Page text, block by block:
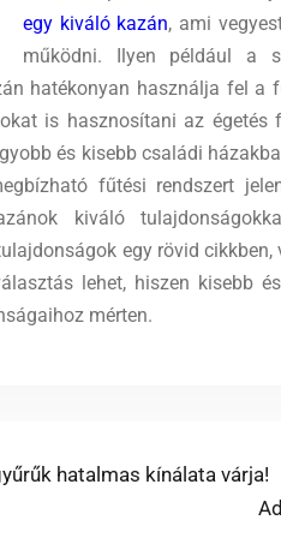
egy kiváló kazán, ami
működni. Ilyen például a
hatékonyan használja fel a
is hasznosítani az
és kisebb családi
fűtési rendszert
kiváló
egy rövid
lehet, hiszen kisebb
mérten.
hatalmas kínálata várja!